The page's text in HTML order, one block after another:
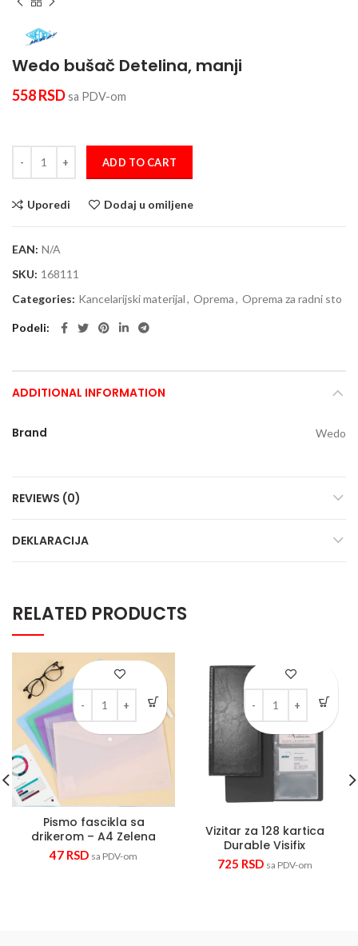
Wedo bušač Detelina, manji
558RSDsa PDV-om
ADD TO CART
Uporedi Dodaj u omiljene
EAN: N/A
SKU: 168111
Categories: Kancelarijski materijal, Oprema, Oprema za radni sto
Podeli
ADDITIONAL INFORMATION
Brand Wedo
REVIEWS (0)
DEKLARACIJA
RELATED PRODUCTS
Pismo fascikla sa
drikerom – A4 Zelena
47 RSD sa PDV-om
Pismo fascikla sa drikerom - A4 Zelena quantity
Vizitar za 128 kartica
Durable Visifix
725 RSD sa PDV-om
Vizitar za 128 kartica